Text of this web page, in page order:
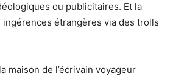
ou publicitaires. Et la
étrangères via des trolls
maison de l’écrivain voyageur